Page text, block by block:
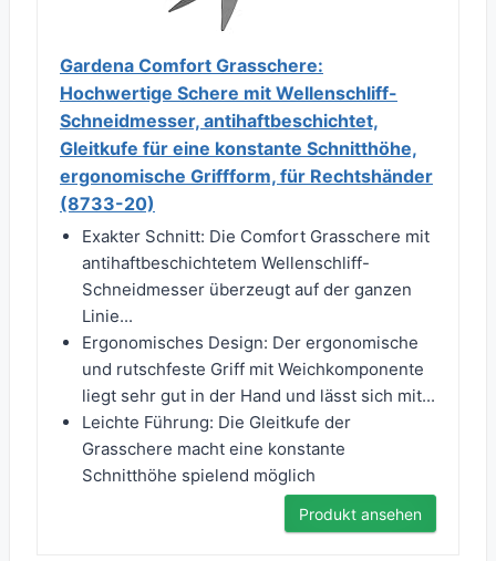
Gardena Comfort Grasschere:
Hochwertige Schere mit Wellenschliff-
Schneidmesser, antihaftbeschichtet,
Gleitkufe für eine konstante Schnitthöhe,
ergonomische Griffform, für Rechtshänder
(8733-20)
Exakter Schnitt: Die Comfort Grasschere mit
antihaftbeschichtetem Wellenschliff-
Schneidmesser überzeugt auf der ganzen
Linie...
Ergonomisches Design: Der ergonomische
und rutschfeste Griff mit Weichkomponente
liegt sehr gut in der Hand und lässt sich mit...
Leichte Führung: Die Gleitkufe der
Grasschere macht eine konstante
Schnitthöhe spielend möglich
Produkt ansehen